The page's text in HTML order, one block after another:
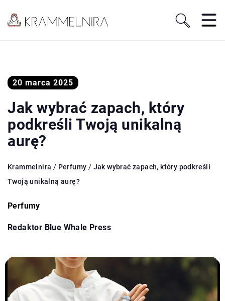
20 marca 2025
Jak wybrać zapach, który
podkreśli Twoją unikalną
aurę?
Krammelnira / Perfumy / Jak wybrać zapach, który podkreśli
Twoją unikalną aurę?
Perfumy
Redaktor Blue Whale Press